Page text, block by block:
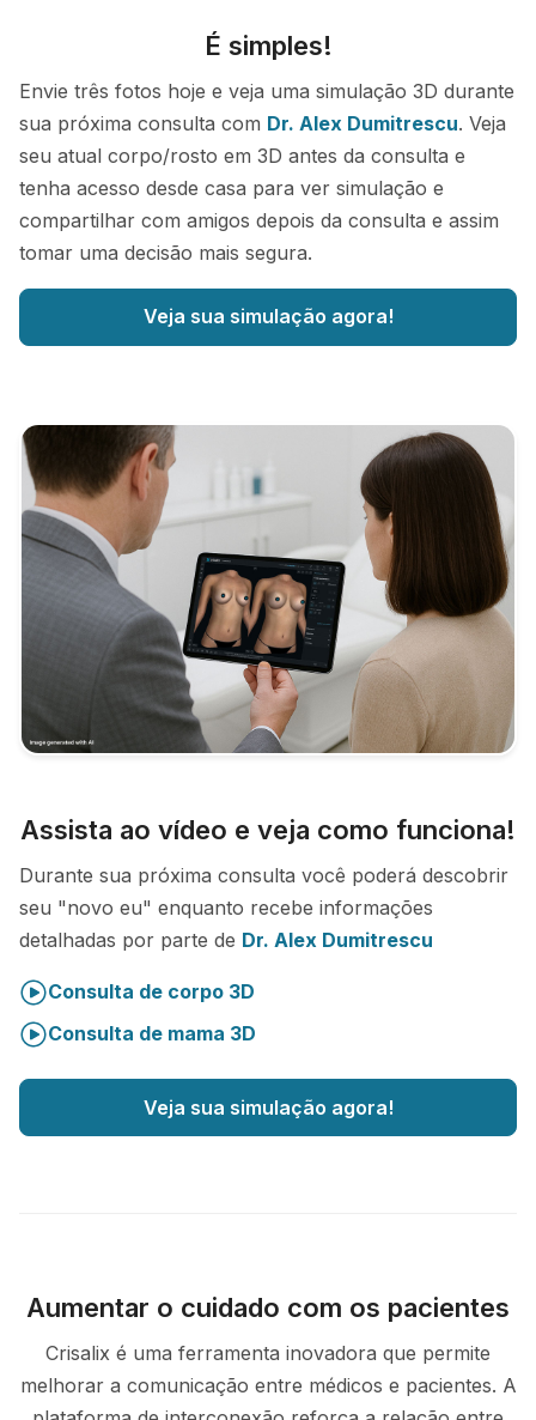
É simples!
Envie três fotos hoje e veja uma simulação 3D durante
sua próxima consulta com Dr. Alex Dumitrescu. Veja
seu atual corpo/rosto em 3D antes da consulta e
tenha acesso desde casa para ver simulação e
compartilhar com amigos depois da consulta e assim
tomar uma decisão mais segura.
Veja sua simulação agora!
Assista ao vídeo e veja como funciona!
Durante sua próxima consulta você poderá descobrir
seu "novo eu" enquanto recebe informações
detalhadas por parte de Dr. Alex Dumitrescu
Consulta de corpo 3D
Consulta de mama 3D
Veja sua simulação agora!
Aumentar o cuidado com os pacientes
Crisalix é uma ferramenta inovadora que permite
melhorar a comunicação entre médicos e pacientes. A